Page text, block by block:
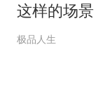
这样的场景
极品人生